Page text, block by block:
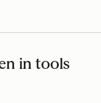
in tools